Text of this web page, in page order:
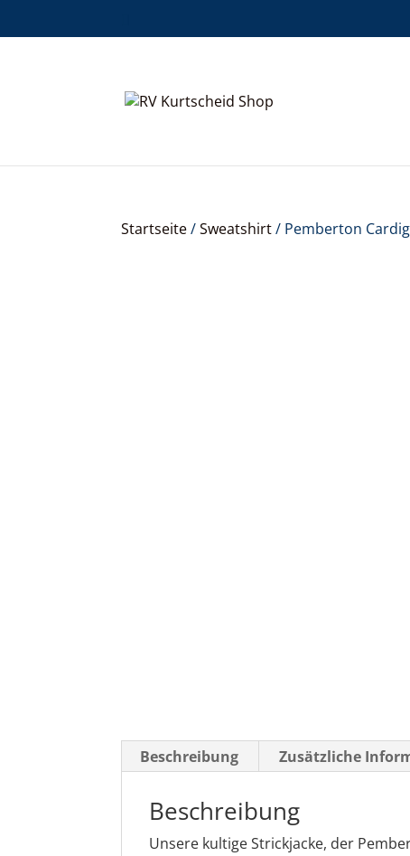
Startseite/Sweatshirt/ Pemberton
Beschreibung Zusätzliche
Beschreibung
Unsere kultige Strickjacke, der